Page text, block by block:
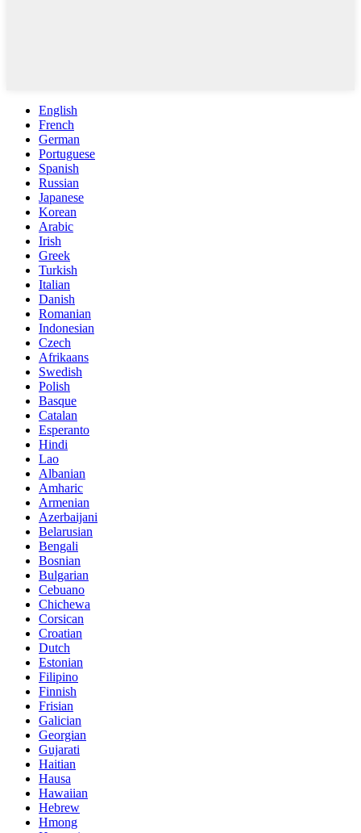
English
French
German
Portuguese
Spanish
Russian
Japanese
Korean
Arabic
Irish
Greek
Turkish
Italian
Danish
Romanian
Indonesian
Czech
Afrikaans
Swedish
Polish
Basque
Catalan
Esperanto
Hindi
Lao
Albanian
Amharic
Armenian
Azerbaijani
Belarusian
Bengali
Bosnian
Bulgarian
Cebuano
Chichewa
Corsican
Croatian
Dutch
Estonian
Filipino
Finnish
Frisian
Galician
Georgian
Gujarati
Haitian
Hausa
Hawaiian
Hebrew
Hmong